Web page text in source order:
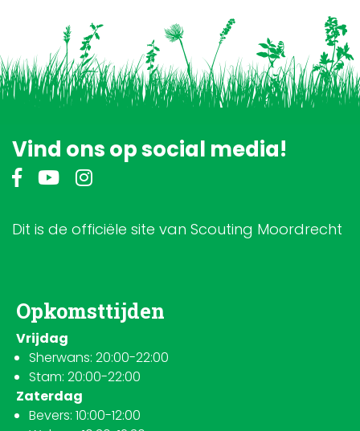
Vind ons op social media!
Dit is de officiële site van Scouting Moordrecht
Opkomsttijden
Vrijdag
Sherwans: 20:00-22:00
Stam: 20:00-22:00
Zaterdag
Bevers: 10:00-12:00